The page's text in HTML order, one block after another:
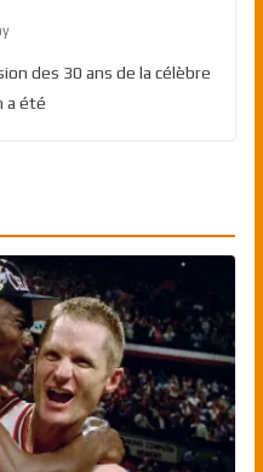
des 30 ans de la célèbre
a été